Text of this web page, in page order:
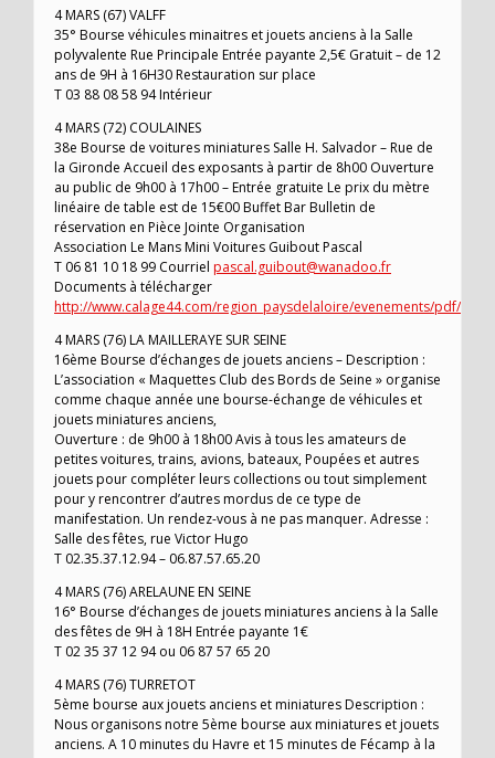
4 MARS (67) VALFF
35° Bourse véhicules minaitres et jouets anciens à la Salle
polyvalente Rue Principale Entrée payante 2,5€ Gratuit – de 12
ans de 9H à 16H30 Restauration sur place
T 03 88 08 58 94 Intérieur
4 MARS (72) COULAINES
38e Bourse de voitures miniatures Salle H. Salvador – Rue de
la Gironde Accueil des exposants à partir de 8h00 Ouverture
au public de 9h00 à 17h00 – Entrée gratuite Le prix du mètre
linéaire de table est de 15€00 Buffet Bar Bulletin de
réservation en Pièce Jointe Organisation
Association Le Mans Mini Voitures Guibout Pascal
T 06 81 10 18 99 Courriel pascal.guibout@wanadoo.fr
Documents à télécharger
http://www.calage44.com/region_paysdelaloire/evenements/pdf/
4 MARS (76) LA MAILLERAYE SUR SEINE
16ème Bourse d’échanges de jouets anciens – Description :
L’association « Maquettes Club des Bords de Seine » organise
comme chaque année une bourse-échange de véhicules et
jouets miniatures anciens,
Ouverture : de 9h00 à 18h00 Avis à tous les amateurs de
petites voitures, trains, avions, bateaux, Poupées et autres
jouets pour compléter leurs collections ou tout simplement
pour y rencontrer d’autres mordus de ce type de
manifestation. Un rendez-vous à ne pas manquer. Adresse :
Salle des fêtes, rue Victor Hugo
T 02.35.37.12.94 – 06.87.57.65.20
4 MARS (76) ARELAUNE EN SEINE
16° Bourse d’échanges de jouets miniatures anciens à la Salle
des fêtes de 9H à 18H Entrée payante 1€
T 02 35 37 12 94 ou 06 87 57 65 20
4 MARS (76) TURRETOT
5ème bourse aux jouets anciens et miniatures Description :
Nous organisons notre 5ème bourse aux miniatures et jouets
anciens. A 10 minutes du Havre et 15 minutes de Fécamp à la